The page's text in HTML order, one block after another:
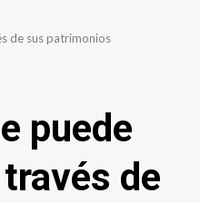
de sus patrimonios
puede
de